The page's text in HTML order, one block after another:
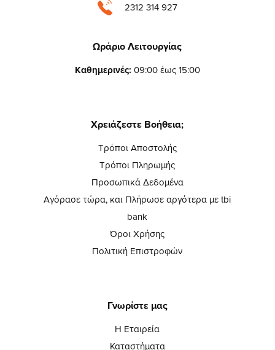
2312 314 927
Ωράριο Λειτουργίας
Καθημερινές: 09:00 έως 15:00
Χρειάζεστε Βοήθεια;
Τρόποι Αποστολής
Τρόποι Πληρωμής
Προσωπικά Δεδομένα
Αγόρασε τώρα, και Πλήρωσε αργότερα με tbi
bank
Όροι Χρήσης
Πολιτική Επιστροφών
Γνωρίστε μας
Η Εταιρεία
Καταστήματα